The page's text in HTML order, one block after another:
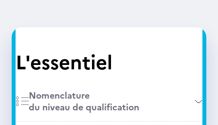
L'essentiel
Nomenclature
du niveau de qualification